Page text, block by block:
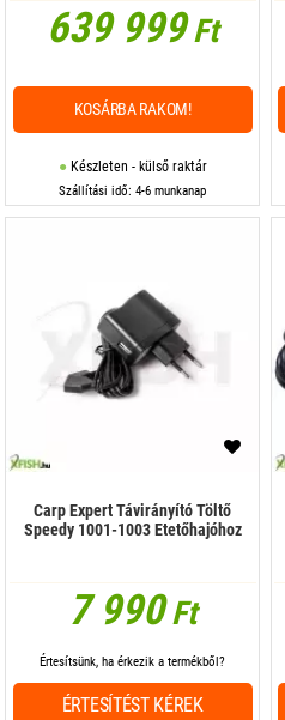
639 999Ft
Készleten - külső raktár
Szállítási idő: 4-6 munkanap
KOSÁRBA RAKOM!
Carp Expert Távirányító Töltő
Speedy 1001-1003 Etetőhajóhoz
7 990Ft
Értesítsünk, ha érkezik a termékből?
ÉRTESÍTÉST KÉREK